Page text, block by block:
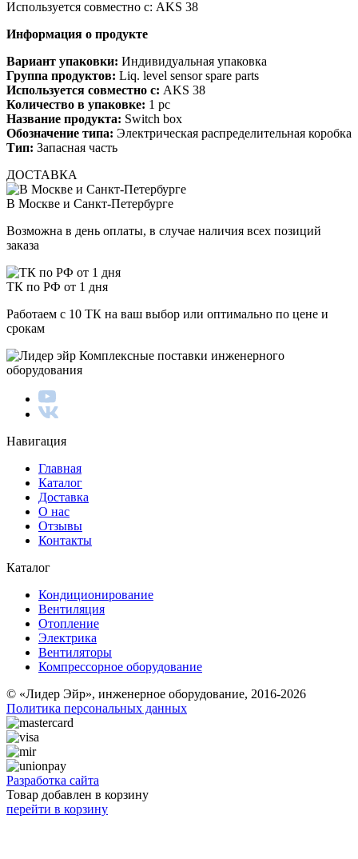
Используется совместно с: AKS 38
Информация о продукте
Вариант упаковки: Индивидуальная упаковка
Группа продуктов: Liq. level sensor spare parts
Используется совместно с: AKS 38
Количество в упаковке: 1 pc
Название продукта: Switch box
Обозначение типа: Электрическая распределительная коробка
Тип: Запасная часть
ДОСТАВКА
В Москве и Санкт-Петербурге
Возможна в день оплаты, в случае наличия всех позиций
заказа
ТК по РФ от 1 дня
Работаем с 10 ТК на ваш выбор или оптимально по цене и
срокам
Комплексные поставки инженерного
оборудования
Навигация
Главная
Каталог
Доставка
О нас
Отзывы
Контакты
Каталог
Кондиционирование
Вентиляция
Отопление
Электрика
Вентиляторы
Компрессорное оборудование
© «Лидер Эйр», инженерное оборудование, 2016-2026
Политика персональных данных
Разработка сайта
Товар добавлен в корзину
перейти в корзину